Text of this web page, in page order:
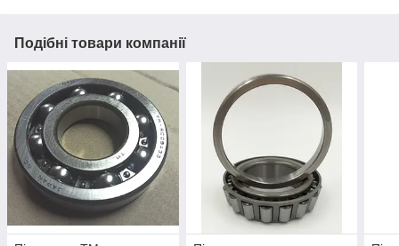
Подібні товари компанії